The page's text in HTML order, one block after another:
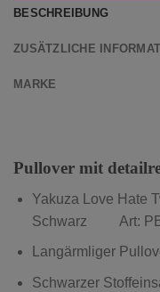
BESCHREIBUNG
ZUSÄTZLICHE
MARKE
Pullover mit
Yakuza Love Hate
Schwarz Art:
Langärmliger
Schwarzer